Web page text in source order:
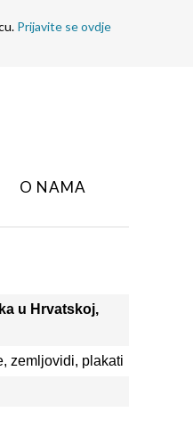
Prijavite se ovdje
O NAMA
u Hrvatskoj,
zemljovidi, plakati